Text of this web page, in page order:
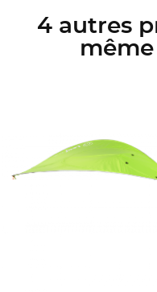
4 autres